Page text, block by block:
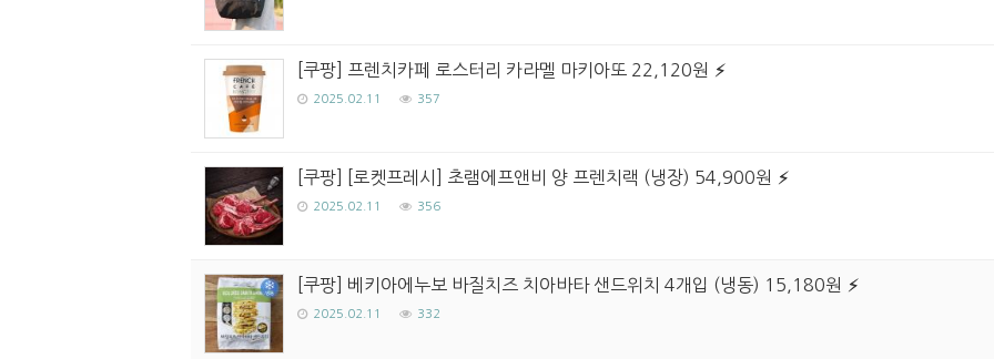
[쿠팡] 프렌치카페 로스터리 카라멜 마키아또 22,120원
2025.02.11 357
[쿠팡] [로켓프레시] 초램에프앤비 양 프렌치랙 (냉장) 54,900원
2025.02.11 356
[쿠팡] 베키아에누보 바질치즈 치아바타 샌드위치 4개입 (냉동) 15,180원
2025.02.11 332